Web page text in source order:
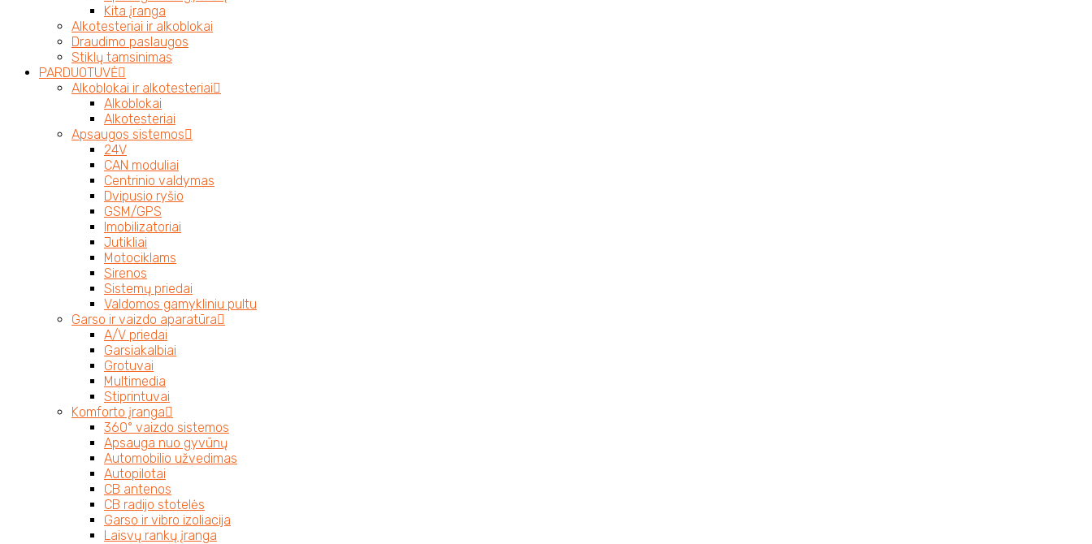
Kita įranga
Alkotesteriai ir alkoblokai
Draudimo paslaugos
Stiklų tamsinimas
PARDUOTUVĖ
Alkoblokai ir alkotesteriai
Alkoblokai
Alkotesteriai
Apsaugos sistemos
24V
CAN moduliai
Centrinio valdymas
Dvipusio ryšio
GSM/GPS
Imobilizatoriai
Jutikliai
Motociklams
Sirenos
Sistemų priedai
Valdomos gamykliniu pultu
Garso ir vaizdo aparatūra
A/V priedai
Garsiakalbiai
Grotuvai
Multimedia
Stiprintuvai
Komforto įranga
360° vaizdo sistemos
Apsauga nuo gyvūnų
Automobilio užvedimas
Autopilotai
CB antenos
CB radijo stotelės
Garso ir vibro izoliacija
Laisvų rankų įranga